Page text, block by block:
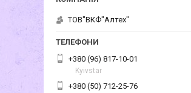
ТОВ"ВКФ"Алтех"
+380 (96) 817-10-01
Kyivstar
+380 (50) 712-25-76